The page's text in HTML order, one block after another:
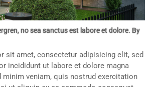
no sea sanctus est labore et dolore. By
sit amet, consectetur adipisicing elit, sed
incididunt ut labore et dolore magna
minim veniam, quis nostrud exercitation